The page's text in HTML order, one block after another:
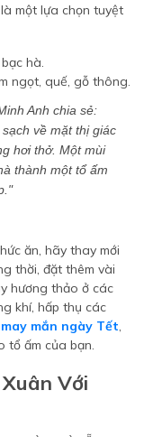
một lựa chọn tuyệt
hà.
ngọt, quế, gỗ thông.
Anh chia sẻ:
về mặt thị giác
hơi thở. Một mùi
thành một tổ ấm
ăn, hãy thay mới
thời, đặt thêm vài
hương thảo ở các
khí, hấp thụ các
mắn ngày Tết,
tổ ấm của bạn.
Với